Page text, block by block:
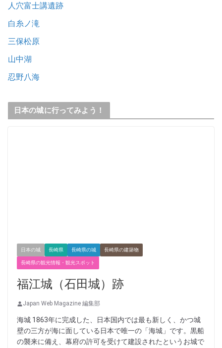
人穴富士講遺跡
白糸ノ滝
三保松原
山中湖
忍野八海
日本の城に行ってみよう！
日本の城 長崎県 長崎県の城 長崎県の建築物
長崎県の観光情報・観光スポット
福江城（石田城）跡
Japan Web Magazine 編集部
海城 1863年に完成した、日本国内では最も新しく、かつ城
壁の三方が海に面している日本で唯一の「海城」です。黒船
の襲来に備え、幕府の許可を受けて建設されたというお城で